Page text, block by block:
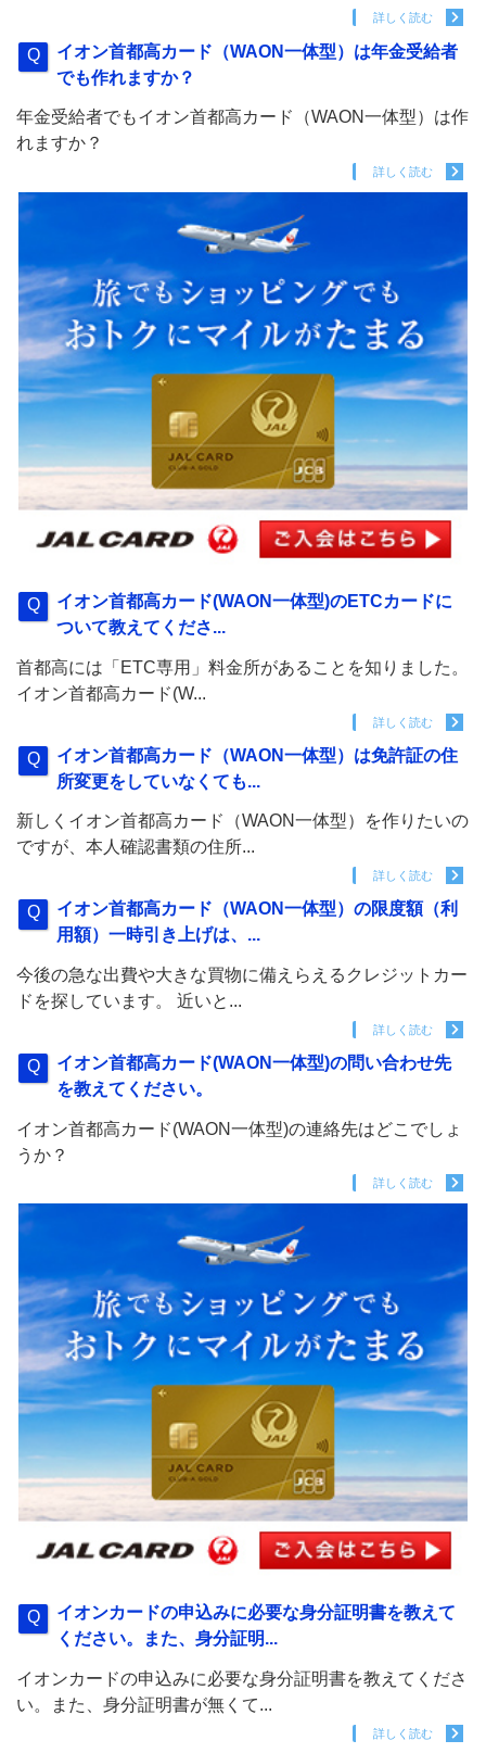
詳しく読む
イオン首都高カード（WAON一体型）は年金受給者
でも作れますか？
年金受給者でもイオン首都高カード（WAON一体型）は作
れますか？
詳しく読む
イオン首都高カード(WAON一体型)のETCカードに
ついて教えてくださ...
首都高には「ETC専用」料金所があることを知りました。
イオン首都高カード(W...
詳しく読む
イオン首都高カード（WAON一体型）は免許証の住
所変更をしていなくても...
新しくイオン首都高カード（WAON一体型）を作りたいの
ですが、本人確認書類の住所...
詳しく読む
イオン首都高カード（WAON一体型）の限度額（利
用額）一時引き上げは、...
今後の急な出費や大きな買物に備えらえるクレジットカー
ドを探しています。 近いと...
詳しく読む
イオン首都高カード(WAON一体型)の問い合わせ先
を教えてください。
イオン首都高カード(WAON一体型)の連絡先はどこでしょ
うか？
詳しく読む
イオンカードの申込みに必要な身分証明書を教えて
ください。また、身分証明...
イオンカードの申込みに必要な身分証明書を教えてくださ
い。また、身分証明書が無くて...
詳しく読む